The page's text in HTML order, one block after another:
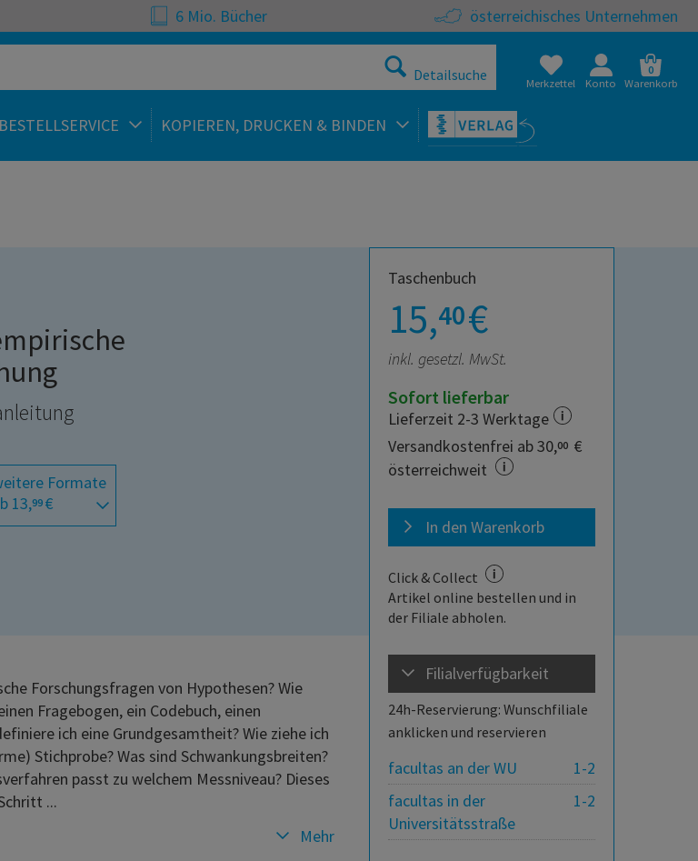
6 Mio. Bücher österreichisches Unternehmen
Detailsuche Merkzettel Konto
0
Warenkorb
BESTELLSERVICE KOPIEREN, DRUCKEN & BINDEN
Formate
13,99 €
Taschenbuch
15,40€
inkl. gesetzl. MwSt.
Sofort lieferbar
Lieferzeit 2-3 Werktage
Versandkostenfrei ab 30,00 €
österreichweit
In den Warenkorb
Click & Collect
Artikel online bestellen und in
der Filiale abholen.
Filialverfügbarkeit
24h-Reservierung: Wunschfiliale
anklicken und reservieren
1-2
facultas an der WU
1-2
facultas in der
Universitätsstraße
Forschungsfragen von Hypothesen? Wie
Fragebogen, ein Codebuch, einen
ich eine Grundgesamtheit? Wie ziehe ich
Stichprobe? Was sind Schwankungsbreiten?
passt zu welchem Messniveau? Dieses
...
Mehr